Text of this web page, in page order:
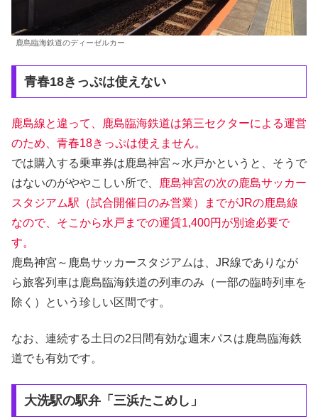
鹿島臨海鉄道のディーゼルカー
青春18きっぷは使えない
鹿島線と違って、鹿島臨海鉄道は第三セクターによる運営
のため、青春18きっぷは使えません。
では購入する乗車券は鹿島神宮～水戸かというと、そうで
はないのがややこしい所で、
鹿島神宮の次の鹿島サッカー
スタジアム駅（試合開催日のみ営業）までがJRの鹿島線
なので、そこから水戸までの運賃1,400円が別途必要で
す。
鹿島神宮～鹿島サッカースタジアムは、JR線でありなが
ら旅客列車は鹿島臨海鉄道の列車のみ（一部の臨時列車を
除く）という珍しい区間です。
なお、連続する土日の2日間有効な週末パスは鹿島臨海鉄
道でも有効です。
大洗駅の駅弁「三浜たこめし」